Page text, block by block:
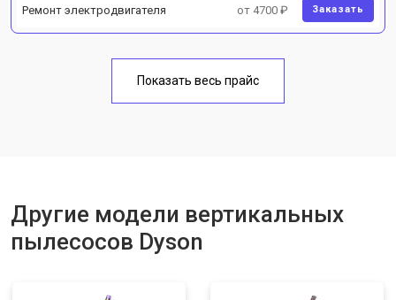
Ремонт электродвигателя от 4700 ₽ Заказать
Показать весь прайс
Другие модели вертикальных
пылесосов Dyson